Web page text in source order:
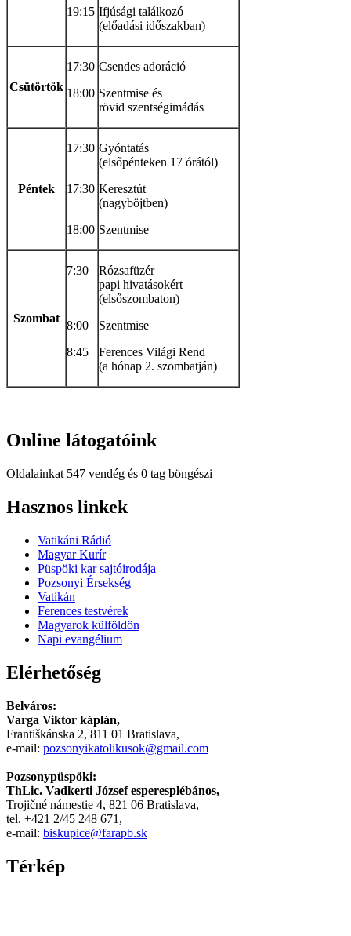
19:15 Ifjúsági találkozó
(előadási időszakban)
Csütörtök
17:30
18:00
Csendes adoráció
Szentmise és
rövid szentségimádás
Péntek
17:30
17:30
18:00
Gyóntatás
(elsőpénteken 17 órától)
Keresztút
(nagyböjtben)
Szentmise
Szombat
7:30
8:00
8:45
Rózsafüzér
papi hivatásokért
(elsőszombaton)
Szentmise
Ferences Világi Rend
(a hónap 2. szombatján)
Online látogatóink
Oldalainkat 547 vendég és 0 tag böngészi
Hindi
Blue
سكس
سكس
مترجم
سكس
مصري
Arab
Hasznos linkek
Vatikáni Rádió
Magyar Kurír
Püspöki kar sajtóirodája
Pozsonyi Érsekség
Vatikán
Ferences testvérek
Magyarok külföldön
Napi evangélium
Elérhetőség
Belváros:
Varga Viktor káplán,
Františkánska 2, 811 01 Bratislava,
e-mail: pozsonyikatolikusok@gmail.com
Pozsonypüspöki:
ThLic. Vadkerti József esperesplébános,
Trojičné námestie 4, 821 06 Bratislava,
tel. +421 2/45 248 671,
e-mail: biskupice@farapb.sk
Térkép